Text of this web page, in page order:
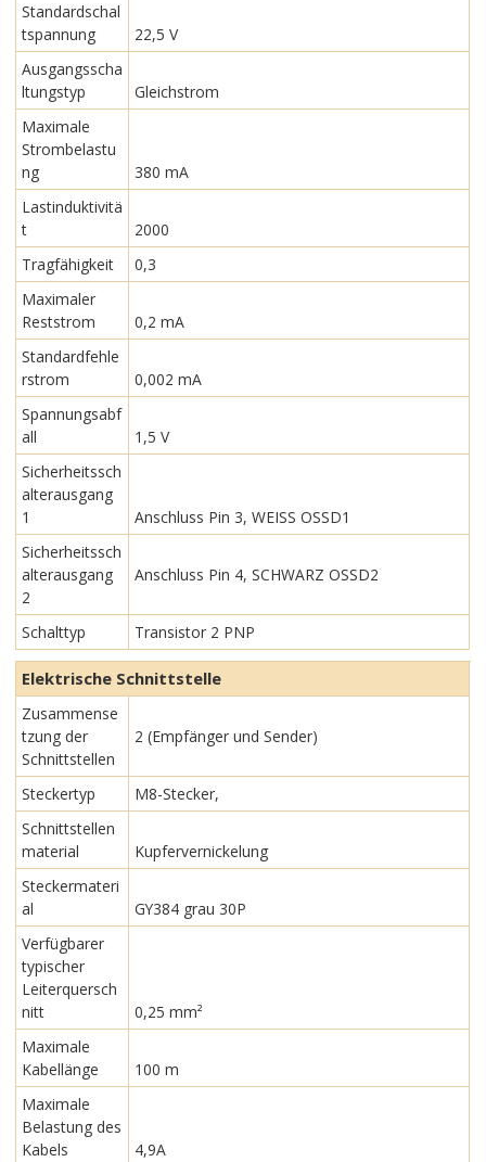
Standardschal
tspannung
22,5 V
Ausgangsscha
ltungstyp
Gleichstrom
Maximale
Strombelastu
ng
380 mA
Lastinduktivitä
t
2000
Tragfähigkeit
0,3
Maximaler
Reststrom
0,2 mA
Standardfehle
rstrom
0,002 mA
Spannungsabf
all
1,5 V
Sicherheitssch
alterausgang
1
Anschluss Pin 3, WEISS OSSD1
Sicherheitssch
alterausgang
2
Anschluss Pin 4, SCHWARZ OSSD2
Schalttyp Transistor 2 PNP
Elektrische Schnittstelle
Zusammense
tzung der
Schnittstellen
2 (Empfänger und Sender)
Steckertyp
M8-Stecker,
Schnittstellen
material
Kupfervernickelung
Steckermateri
al
GY384 grau 30P
Verfügbarer
typischer
Leiterquersch
nitt
0,25 mm²
Maximale
Kabellänge
100 m
Maximale
Belastung des
Kabels
4,9A